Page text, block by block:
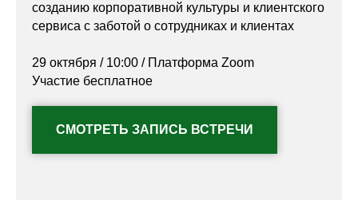
созданию корпоративной культуры и клиентского
сервиса с заботой о сотрудниках и клиентах
29 октября / 10:00 / Платформа Zoom
Участие бесплатное
СМОТРЕТЬ ЗАПИСЬ ВСТРЕЧИ